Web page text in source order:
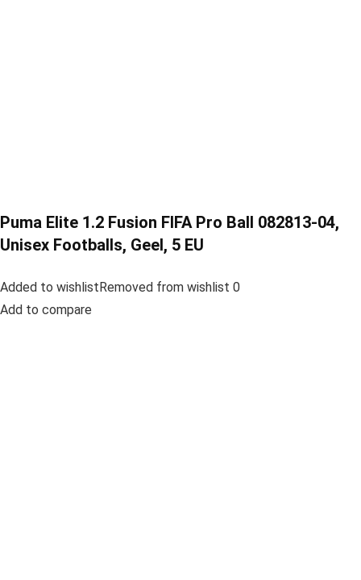
Puma Elite 1.2 Fusion FIFA Pro Ball 082813-04,
Unisex Footballs, Geel, 5 EU
Added to wishlistRemoved from wishlist 0
Add to compare